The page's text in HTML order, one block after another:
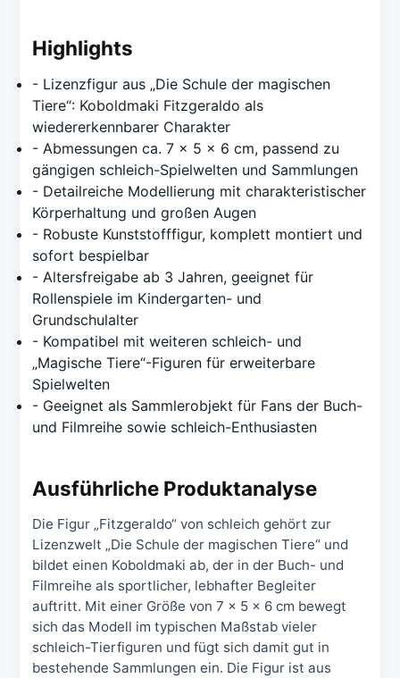
Highlights
- Lizenzfigur aus „Die Schule der magischen
Tiere“: Koboldmaki Fitzgeraldo als
wiedererkennbarer Charakter
- Abmessungen ca. 7 x 5 x 6 cm, passend zu
gängigen schleich-Spielwelten und Sammlungen
- Detailreiche Modellierung mit charakteristischer
Körperhaltung und großen Augen
- Robuste Kunststofffigur, komplett montiert und
sofort bespielbar
- Altersfreigabe ab 3 Jahren, geeignet für
Rollenspiele im Kindergarten- und
Grundschulalter
- Kompatibel mit weiteren schleich- und
„Magische Tiere“-Figuren für erweiterbare
Spielwelten
- Geeignet als Sammlerobjekt für Fans der Buch-
und Filmreihe sowie schleich-Enthusiasten
Ausführliche Produktanalyse
Die Figur „Fitzgeraldo“ von schleich gehört zur
Lizenzwelt „Die Schule der magischen Tiere“ und
bildet einen Koboldmaki ab, der in der Buch- und
Filmreihe als sportlicher, lebhafter Begleiter
auftritt. Mit einer Größe von 7 x 5 x 6 cm bewegt
sich das Modell im typischen Maßstab vieler
schleich-Tierfiguren und fügt sich damit gut in
bestehende Sammlungen ein. Die Figur ist aus